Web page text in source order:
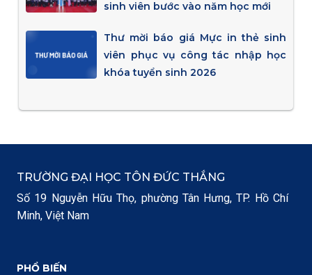
sinh viên bước vào năm học mới
Thư mời báo giá Mực in thẻ sinh
viên phục vụ công tác nhập học
khóa tuyển sinh 2026
TRƯỜNG ĐẠI HỌC TÔN ĐỨC THẮNG
Số 19 Nguyễn Hữu Thọ, phường Tân Hưng, TP. Hồ Chí
Minh, Việt Nam
PHỔ BIẾN